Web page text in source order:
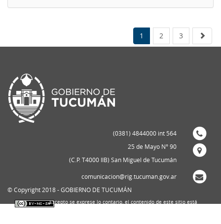
1 2 3
(0381) 4844000 int 564
25 de Mayo N° 90
(C.P. T4000 IIB) San Miguel de Tucumán
comunicacion@rig.tucuman.gov.ar
© Copyright 2018 - GOBIERNO DE TUCUMÁN
Excepto se exprese lo contario, el contenido de este sitio está
bajo una